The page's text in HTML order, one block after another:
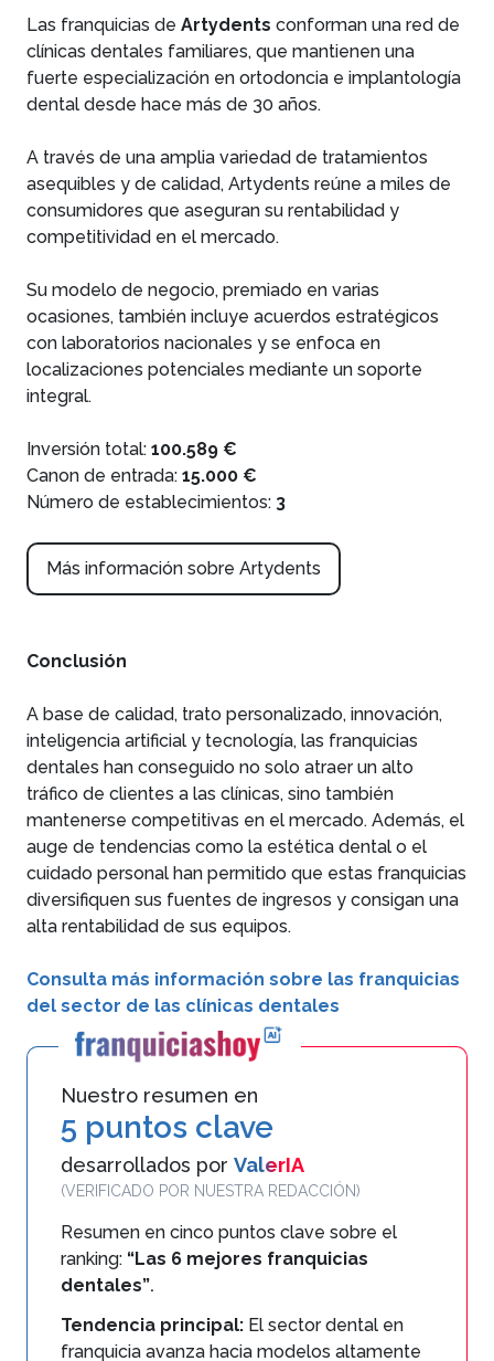
Las franquicias de Artydents conforman una red de
clínicas dentales familiares, que mantienen una
fuerte especialización en ortodoncia e implantología
dental desde hace más de 30 años.
A través de una amplia variedad de tratamientos
asequibles y de calidad, Artydents reúne a miles de
consumidores que aseguran su rentabilidad y
competitividad en el mercado.
Su modelo de negocio, premiado en varias
ocasiones, también incluye acuerdos estratégicos
con laboratorios nacionales y se enfoca en
localizaciones potenciales mediante un soporte
integral.
Inversión total: 100.589 €
Canon de entrada: 15.000 €
Número de establecimientos: 3
Más información sobre Artydents
Conclusión
A base de calidad, trato personalizado, innovación,
inteligencia artificial y tecnología, las franquicias
dentales han conseguido no solo atraer un alto
tráfico de clientes a las clínicas, sino también
mantenerse competitivas en el mercado. Además, el
auge de tendencias como la estética dental o el
cuidado personal han permitido que estas franquicias
diversifiquen sus fuentes de ingresos y consigan una
alta rentabilidad de sus equipos.
Consulta más información sobre las franquicias
del sector de las clínicas dentales
Nuestro resumen en
5 puntos clave
desarrollados por ValerIA
(VERIFICADO POR NUESTRA REDACCIÓN)
Resumen en cinco puntos clave sobre el
ranking: “Las 6 mejores franquicias
dentales”.
Tendencia principal: El sector dental en
franquicia avanza hacia modelos altamente